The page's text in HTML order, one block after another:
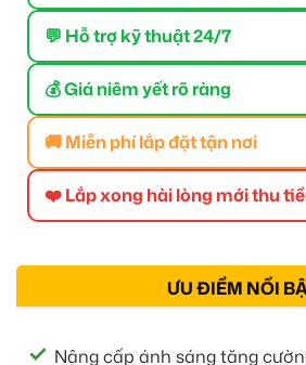
💬 Hỗ trợ kỹ thuật 24/7
💰 Giá niêm yết rõ ràng
🚚 Miễn phí lắp đặt tận nơi
❤️ Lắp xong hài lòng mới thu
ƯU ĐIỂM NỔI
Nâng cấp ánh sáng tăng